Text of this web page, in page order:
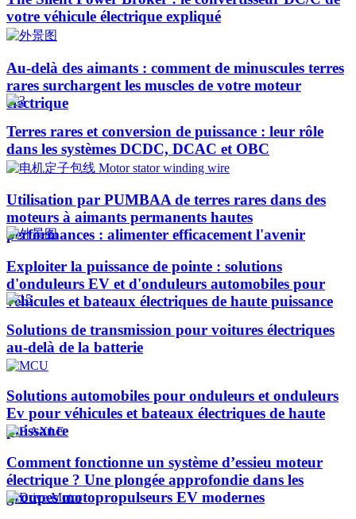
votre véhicule électrique expliqué
Au-delà des aimants : comment de minuscules terres
rares surchargent les muscles de votre moteur
électrique
Terres rares et conversion de puissance : leur rôle
dans les systèmes DCDC, DCAC et OBC
Utilisation par PUMBAA de terres rares dans des
moteurs à aimants permanents hautes
performances : alimenter efficacement l'avenir
Exploiter la puissance de pointe : solutions
d'onduleurs EV et d'onduleurs automobiles pour
véhicules et bateaux électriques de haute puissance​
Solutions de transmission pour voitures électriques
au-delà de la batterie
Solutions automobiles pour onduleurs et onduleurs
Ev pour véhicules et bateaux électriques de haute
puissance
Comment fonctionne un système d’essieu moteur
électrique ? Une plongée approfondie dans les
groupes motopropulseurs EV modernes